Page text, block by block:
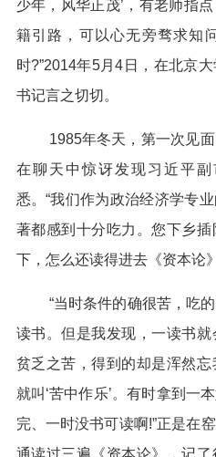
少年，风华正茂’，有老师指
籍引路，可以心无旁骛求知
时?”2014年5月4日，在北京
书记言之切切。
1985年冬天，第一次见
在聊天中惊讶发现习近平
悉。“我们作为政治经济学专
著都感到十分吃力。您下乡
下，怎么还读得进去《资本论
“当时条件的确很苦，吃
读书。但是我发现，一读书
贫乏之苦，得到的却是浑然
就叫‘苦中作乐’。有时拿到一
完、一时没书可读啊!”正是在
通读过三遍《资本论》，记